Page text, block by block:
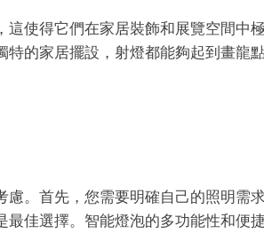
使得它們在家居裝飾和展覽空間中
的家居擺設，射燈都能夠起到畫龍點
。首先，您需要明確自己的照明需
佳選擇。智能燈泡的多功能性和便